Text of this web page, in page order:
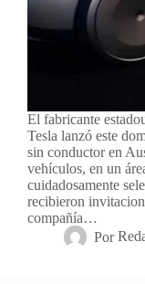
El fabricante
Tesla lanzó este
sin conductor en
vehículos, en un
cuidadosamente
recibieron
compañía…
Por